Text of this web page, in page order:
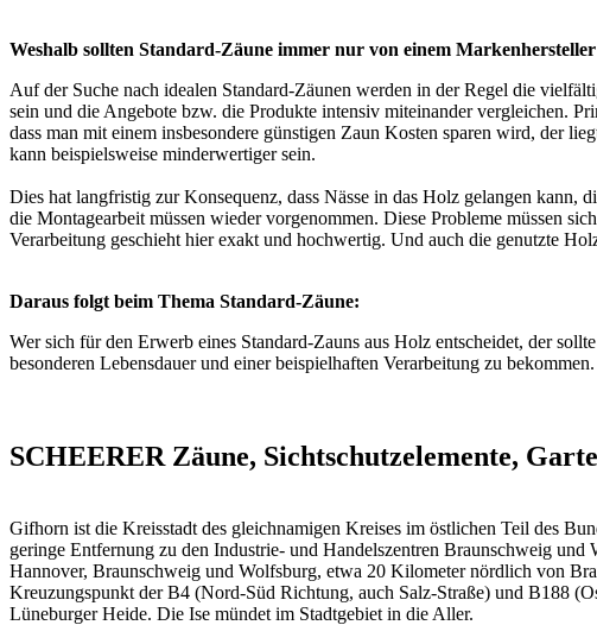
Weshalb sollten Standard-Zäune immer nur von einem
Auf der Suche nach idealen Standard-Zäunen werden in der Regel die
sein und die Angebote bzw. die Produkte intensiv miteinander vergleichen.
dass man mit einem insbesondere günstigen Zaun Kosten sparen wird, der
kann beispielsweise minderwertiger sein.
Dies hat langfristig zur Konsequenz, dass Nässe in das Holz gelangen kann,
die Montagearbeit müssen wieder vorgenommen. Diese Probleme müssen
Verarbeitung geschieht hier exakt und hochwertig. Und auch die genutzte
Daraus folgt beim Thema Standard-Zäune:
Wer sich für den Erwerb eines Standard-Zauns aus Holz entscheidet, der
besonderen Lebensdauer und einer beispielhaften Verarbeitung zu
SCHEERER Zäune, Sichtschutzelemente,
Gifhorn ist die Kreisstadt des gleichnamigen Kreises im östlichen Teil des
geringe Entfernung zu den Industrie- und Handelszentren Braunschweig
Hannover, Braunschweig und Wolfsburg, etwa 20 Kilometer nördlich von
Kreuzungspunkt der B4 (Nord-Süd Richtung, auch Salz-Straße) und B188
Lüneburger Heide. Die Ise mündet im Stadtgebiet in die Aller.